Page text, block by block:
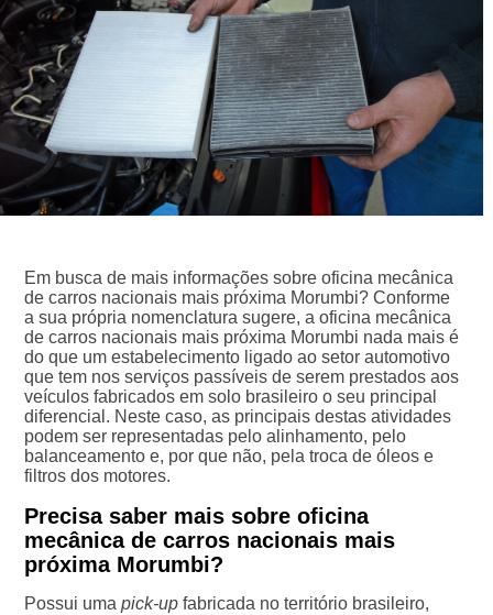
Em busca de mais informações sobre oficina mecânica
de carros nacionais mais próxima Morumbi? Conforme
a sua própria nomenclatura sugere, a oficina mecânica
de carros nacionais mais próxima Morumbi nada mais é
do que um estabelecimento ligado ao setor automotivo
que tem nos serviços passíveis de serem prestados aos
veículos fabricados em solo brasileiro o seu principal
diferencial. Neste caso, as principais destas atividades
podem ser representadas pelo alinhamento, pelo
balanceamento e, por que não, pela troca de óleos e
filtros dos motores.
Precisa saber mais sobre oficina
mecânica de carros nacionais mais
próxima Morumbi?
Possui uma pick-upfabricada no território brasileiro,